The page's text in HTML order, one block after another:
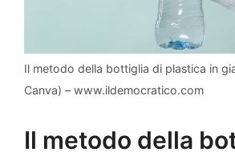
Il metodo della bottiglia di plastica in
Canva) – www.ildemocratico.com
Il metodo della